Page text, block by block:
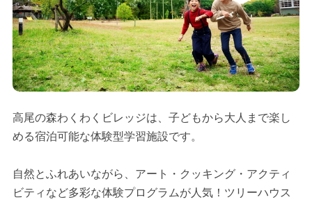
高尾の森わくわくビレッジは、子どもから大人まで楽し
める宿泊可能な体験型学習施設です。
自然とふれあいながら、アート・クッキング・アクティ
ビティなど多彩な体験プログラムが人気！ツリーハウス